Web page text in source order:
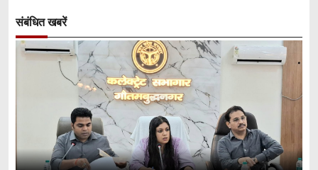
संबंधित खबरें